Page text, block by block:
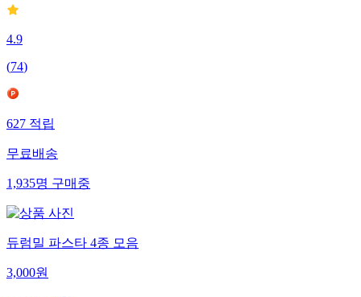
4.9
(74)
627적립
무료배송
1,935명구매중
듀럼밀 파스타 4종 모음
3,000원